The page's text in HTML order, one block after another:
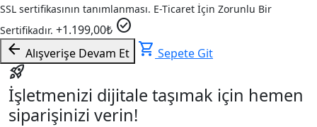
SSL sertifikasının tanımlanması. E-Ticaret İçin Zorunlu Bir
Sertifikadır. +1.199,00₺ check_circle
arrow_back Alışverişe Devam Et shopping_cart Sepete Git
rocket_launch
İşletmenizi dijitale taşımak için hemen
siparişinizi verin!